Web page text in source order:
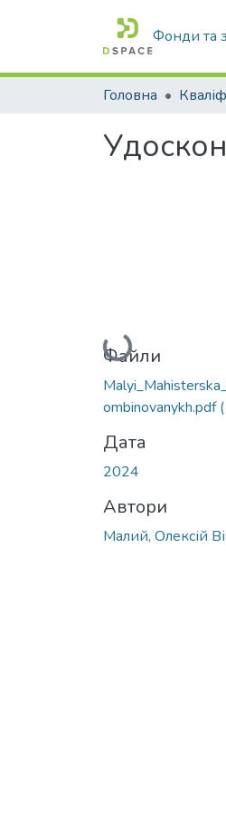
Фонди та
Головна
Вантажиться...
Файли
ombinovanykh.pdf
Дата
2024
Автори
Малий, Олексій